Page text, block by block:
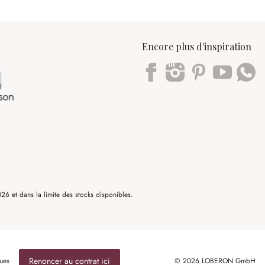
Encore plus d'inspiration
et dans la limite des stocks disponibles.
Renoncer au contrat ici © 2026 LOBERON GmbH